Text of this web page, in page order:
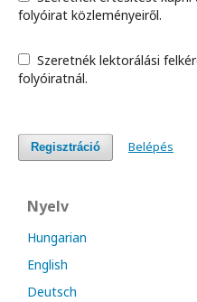
folyóirat közleményeiről.
folyóiratnál.
Regisztráció Belépés
Nyelv
Hungarian
English
Deutsch